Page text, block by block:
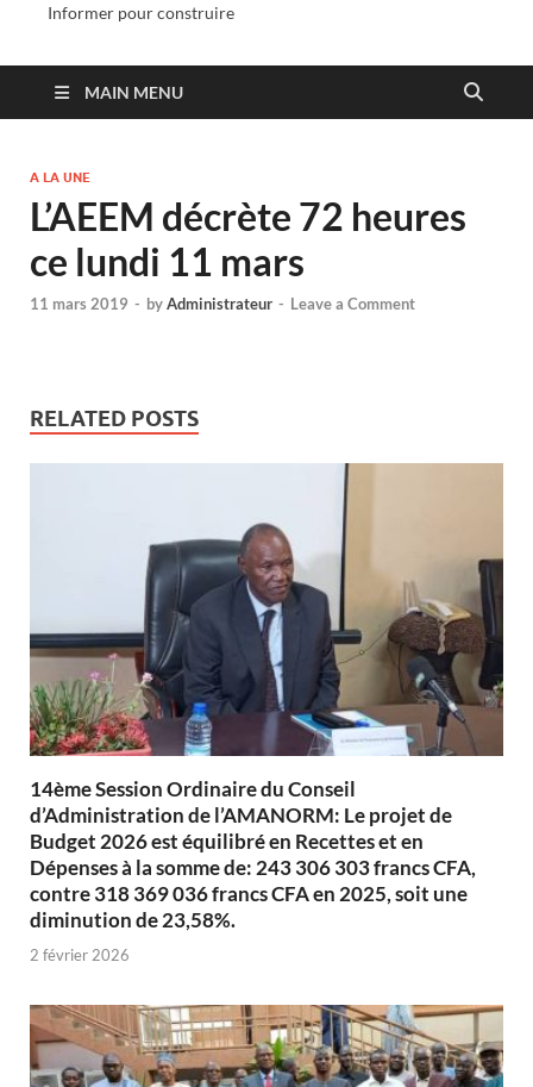
Informer pour construire
MAIN MENU
A LA UNE
L’AEEM décrète 72 heures
ce lundi 11 mars
11 mars 2019 - byAdministrateur - Leave a Comment
RELATED POSTS
14ème Session Ordinaire du Conseil
d’Administration de l’AMANORM: Le projet de
Budget 2026 est équilibré en Recettes et en
Dépenses à la somme de: 243 306 303 francs CFA,
contre 318 369 036 francs CFA en 2025, soit une
diminution de 23,58%.
2 février 2026